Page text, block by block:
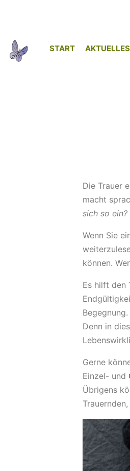
START AKTUELLES
Die Trauer
macht
sich so ein?
Wenn Sie
können.
Es hilft den
Denn in
Gerne
Einzel- und
Übrigens